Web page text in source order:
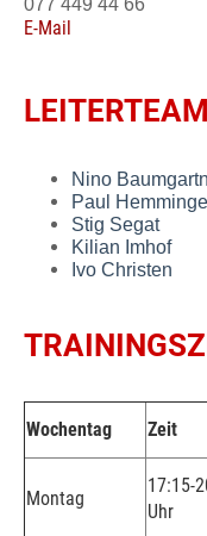
E-Mail
LEITERTEAM
Nino
Paul
Stig Segat
Kilian Imhof
Ivo Christen
Wochentag Zeit
Montag
17:15-
Uhr